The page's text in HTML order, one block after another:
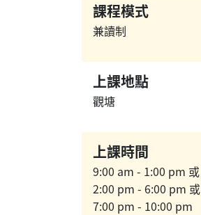
課程模式
兼讀制
上課地點
觀塘
上課時間
9:00 am - 1:00 pm 或
2:00 pm - 6:00 pm 或
7:00 pm - 10:00 pm